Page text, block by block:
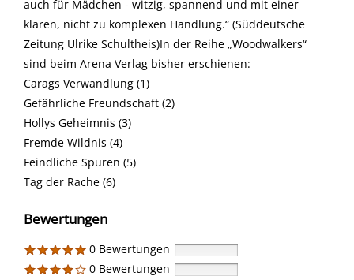
auch für Mädchen - witzig, spannend und mit einer
klaren, nicht zu komplexen Handlung.“ (Süddeutsche
Zeitung Ulrike Schultheis)In der Reihe „Woodwalkers“
sind beim Arena Verlag bisher erschienen:
Carags Verwandlung (1)
Gefährliche Freundschaft (2)
Hollys Geheimnis (3)
Fremde Wildnis (4)
Feindliche Spuren (5)
Tag der Rache (6)
Bewertungen
0 Bewertungen
0 Bewertungen